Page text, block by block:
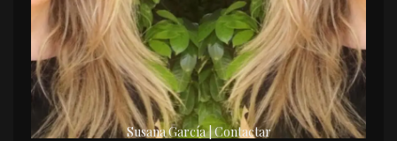
Susana García | Contactar